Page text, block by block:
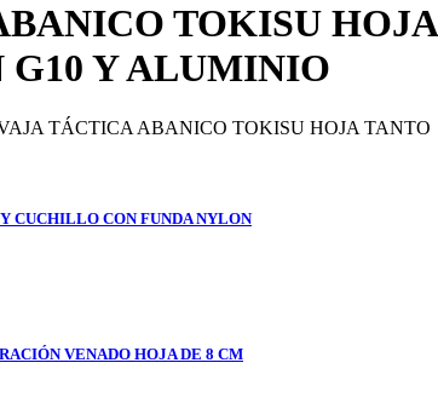
TOKISU HOJA
G10 Y ALUMINIO
TÁCTICA ABANICO TOKISU HOJA TANTO
CUCHILLO CON FUNDA NYLON
VENADO HOJA DE 8 CM